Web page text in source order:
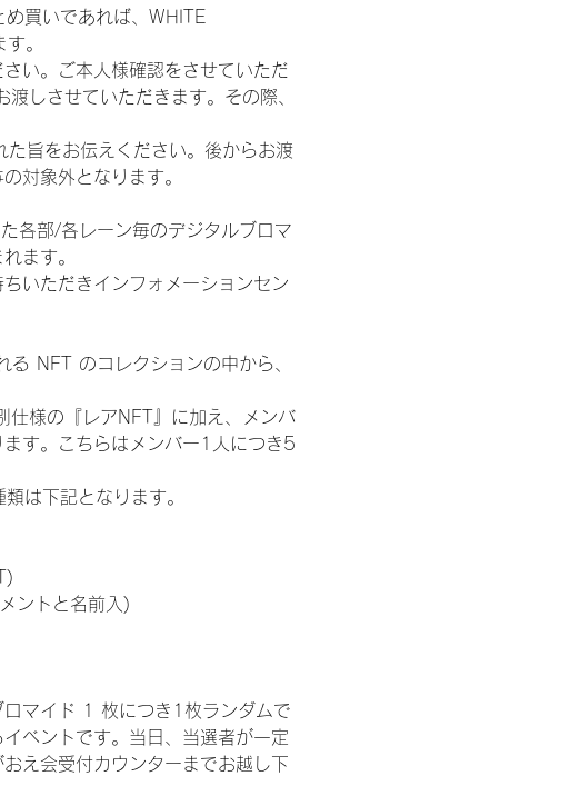
買いであれば、WHITE
。
い。ご本人様確認をさせていただ
しさせていただきます。その際、
旨をお伝えください。後からお渡
対象外となります。
各部/各レーン毎のデジタルブロマ
ます。
いただきインフォメーションセン
NFT のコレクションの中から、
仕様の『レアNFT』に加え、メンバ
す。こちらはメンバー1人につき5
は下記となります。
ントと名前入)
ロマイド 1 枚につき1枚ランダムで
ベントです。当日、当選者が一定
え会受付カウンターまでお越し下